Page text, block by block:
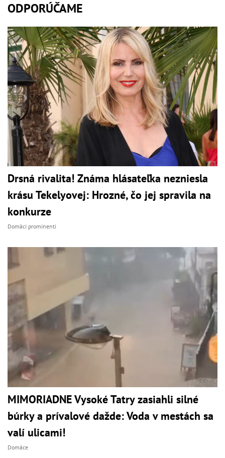
ODPORÚČAME
Drsná rivalita! Známa hlásateľka nezniesla
krásu Tekelyovej: Hrozné, čo jej spravila na
konkurze
Domáci prominenti
MIMORIADNE Vysoké Tatry zasiahli silné
búrky a prívalové dažde: Voda v mestách sa
valí ulicami!
Domáce